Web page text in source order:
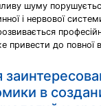
шуму
і нервової
привести до повної
в